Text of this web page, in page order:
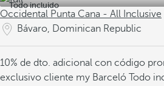
Todo incluido
Occidental Punta Cana - All Inclusive
Bávaro, Dominican Republic
10% de dto. adicional con código
exclusivo cliente my Barceló Todo